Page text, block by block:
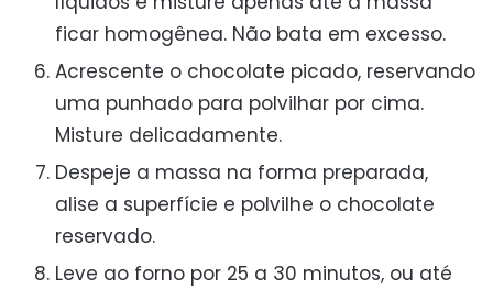
ficar homogênea. Não bata em excesso.
Acrescente o chocolate picado, reservando
uma punhado para polvilhar por cima.
Misture delicadamente.
Despeje a massa na forma preparada,
alise a superfície e polvilhe o chocolate
reservado.
Leve ao forno por 25 a 30 minutos, ou até